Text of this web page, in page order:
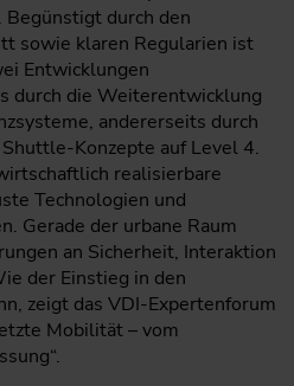
Begünstigt durch den
sowie klaren Regularien ist
Entwicklungen
durch die Weiterentwicklung
andererseits durch
Konzepte auf Level 4.
realisierbare
Technologien und
Gerade der urbane Raum
an Sicherheit, Interaktion
der Einstieg in den
zeigt das VDI-Expertenforum
Mobilität – vom